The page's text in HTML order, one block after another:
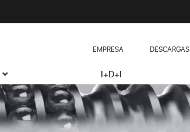
EMPRESA DESCARGAS
I+D+I